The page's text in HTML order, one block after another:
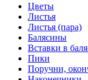
Цветы
Листья
Листья (пара)
Балясины
Вставки в
Пики
Поручни,